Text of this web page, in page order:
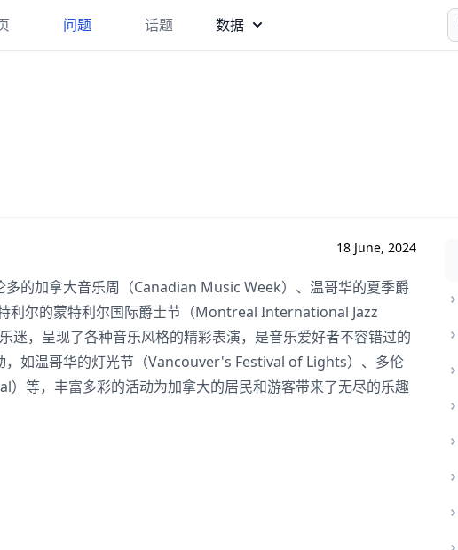
问题 话题 数据
18 June, 2024
的加拿大音乐周（Canadian Music Week）、温哥华的夏季爵
尔的蒙特利尔国际爵士节（Montreal International Jazz
迷，呈现了各种音乐风格的精彩表演，是音乐爱好者不容错过的
如温哥华的灯光节（Vancouver's Festival of Lights）、多伦
等，丰富多彩的活动为加拿大的居民和游客带来了无尽的乐趣